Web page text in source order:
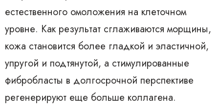
естественного омоложения на клеточном
уровне. Как результат сглаживаются морщины,
кожа становится более гладкой и эластичной,
упругой и подтянутой, а стимулированные
фибробласты в долгосрочной перспективе
регенерируют еще больше коллагена.